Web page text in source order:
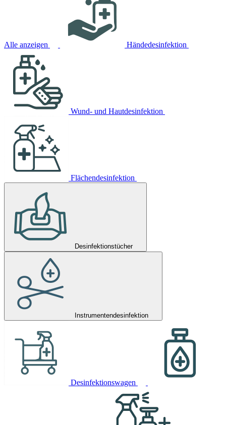
Alle anzeigen Händedesinfektion
Wund- und Hautdesinfektion
Flächendesinfektion
Desinfektionstücher
Instrumentendesinfektion
Desinfektionswagen